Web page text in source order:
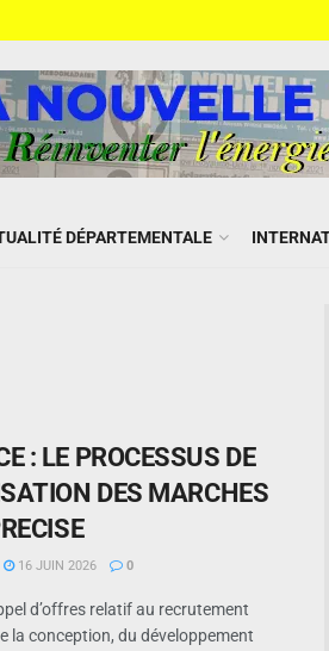
DÉPARTEMENTALE
: LE PROCESSUS DE
DES MARCHES
16 JUIN 2026 0
d’offres relatif au recrutement
la conception, du développement